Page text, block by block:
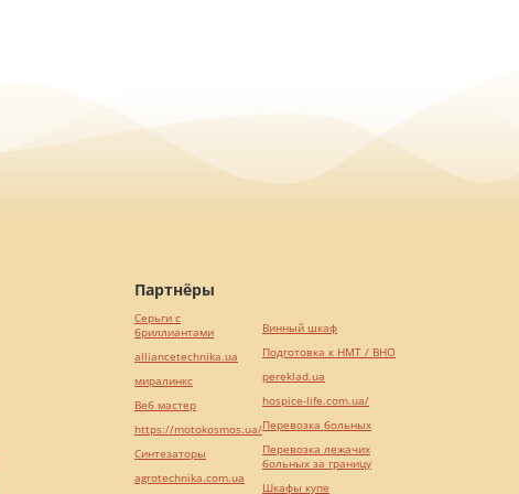
Партнёры
Серьги с
бриллиантами
alliancetechnika.ua
миралинкс
Веб мастер
https://motokosmos.ua/
Синтезаторы
agrotechnika.com.ua
Винный шкаф
Подготовка к НМТ / ВНО
pereklad.ua
hospice-life.com.ua/
Перевозка больных
Перевозка лежачих
больных за границу
Шкафы купе